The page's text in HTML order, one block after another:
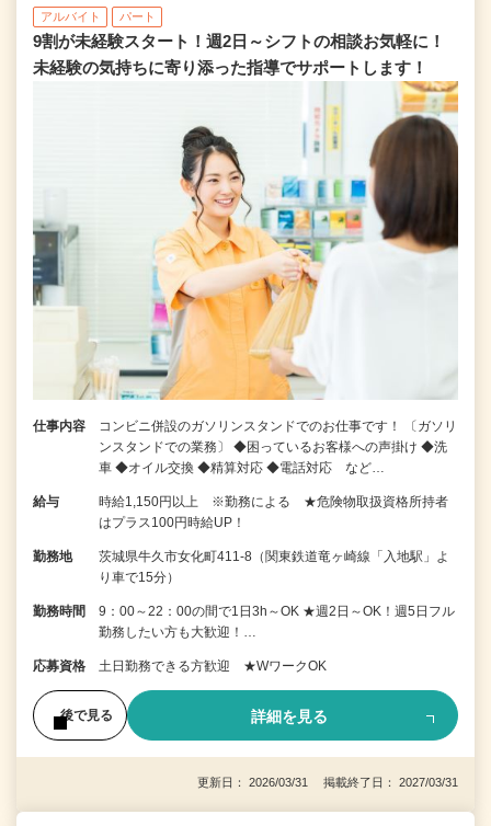
アルバイト パート
9割が未経験スタート！週2日～シフトの相談お気軽に！
未経験の気持ちに寄り添った指導でサポートします！
仕事内容
コンビニ併設のガソリンスタンドでのお仕事です！ 〔ガソリ
ンスタンドでの業務〕 ◆困っているお客様への声掛け ◆洗
車 ◆オイル交換 ◆精算対応 ◆電話対応 など…
給与
時給1,150円以上 ※勤務による ★危険物取扱資格所持者
はプラス100円時給UP！
勤務地
茨城県牛久市女化町411-8（関東鉄道竜ヶ崎線「入地駅」よ
り車で15分）
勤務時間
9：00～22：00の間で1日3h～OK ★週2日～OK！週5日フル
勤務したい方も大歓迎！…
応募資格 土日勤務できる方歓迎 ★WワークOK
後で見る 詳細を見る
更新日： 2026/03/31 掲載終了日： 2027/03/31